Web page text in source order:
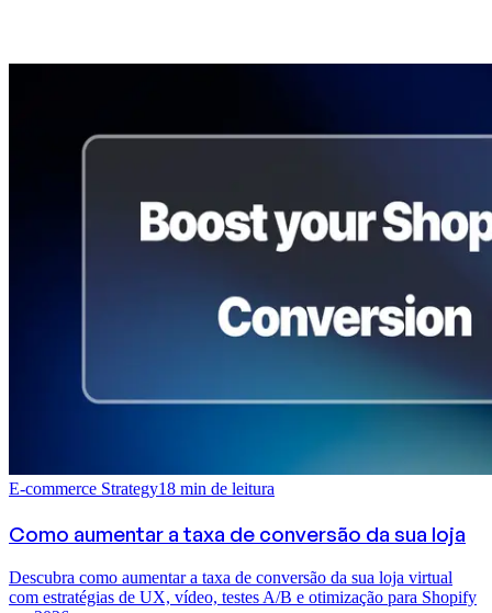
E-commerce Strategy18 min de leitura
Como aumentar a taxa de conversão da sua loja
Descubra como aumentar a taxa de conversão da sua loja virtual
com estratégias de UX, vídeo, testes A/B e otimização para Shopify